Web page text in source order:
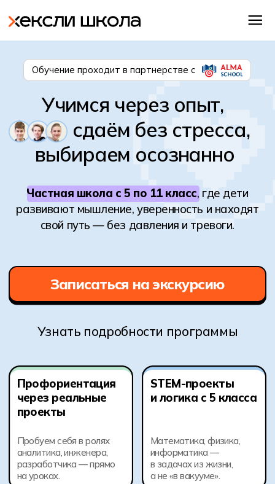
Частная школа с 5 по 11 класс
свой путь — без давления и тревоги.
сдаём без стресса,
выбираем осознанно
Профориентация
Пробуем себя в ролях
аналитика, инженера,
разработчика — прямо
на уроках.
STEM-проекты
Математика, физика,
информатика —
в задачах из жизни,
ЕНТ без паники —
с поддержкой
психолога
Гармония в семье
Узнать подробности программы
Обучение проходит в партнерстве с